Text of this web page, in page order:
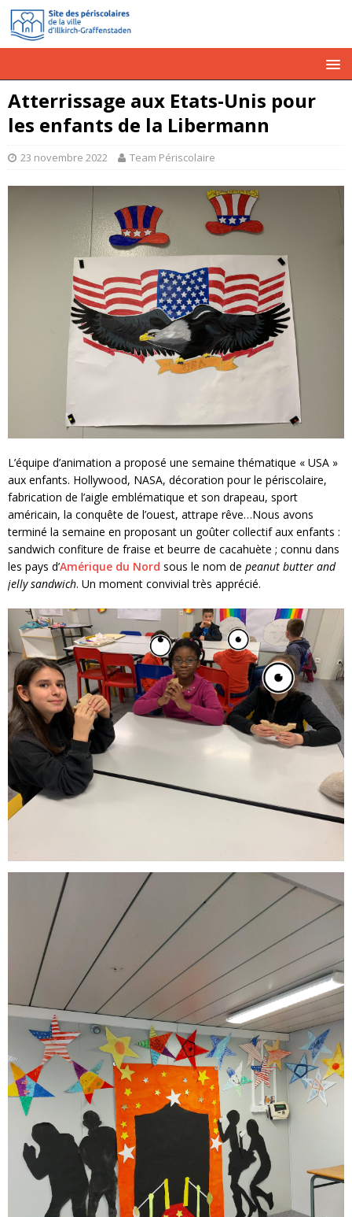
Atterrissage aux Etats-Unis pour
les enfants de la Libermann
23 novembre 2022 Team Périscolaire
L’équipe d’animation a proposé une semaine thématique « USA »
aux enfants. Hollywood, NASA, décoration pour le périscolaire,
fabrication de l’aigle emblématique et son drapeau, sport
américain, la conquête de l’ouest, attrape rêve…Nous avons
terminé la semaine en proposant un goûter collectif aux enfants :
sandwich confiture de fraise et beurre de cacahuète ; connu dans
les pays d’Amérique du Nord sous le nom de peanut butter and
jelly sandwich. Un moment convivial très apprécié.